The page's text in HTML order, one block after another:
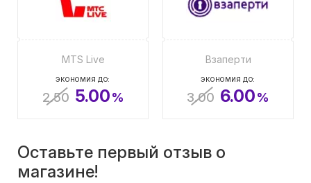
MTS Live
ЭКОНОМИЯ ДО:
2.50 5.00%
Взаперти
ЭКОНОМИЯ ДО:
3.00 6.00%
Оставьте первый отзыв о
магазине!